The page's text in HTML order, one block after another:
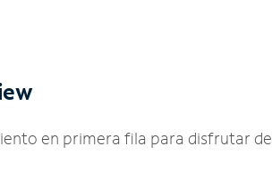
en primera fila para disfrutar